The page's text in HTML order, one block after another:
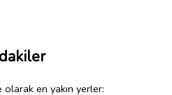
en yakın yerler: